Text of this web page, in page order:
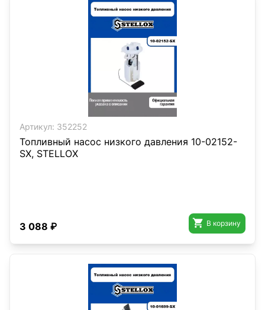
Артикул: 352252
Топливный насос низкого давления 10-02152-
SX, STELLOX
3 088 ₽  В корзину